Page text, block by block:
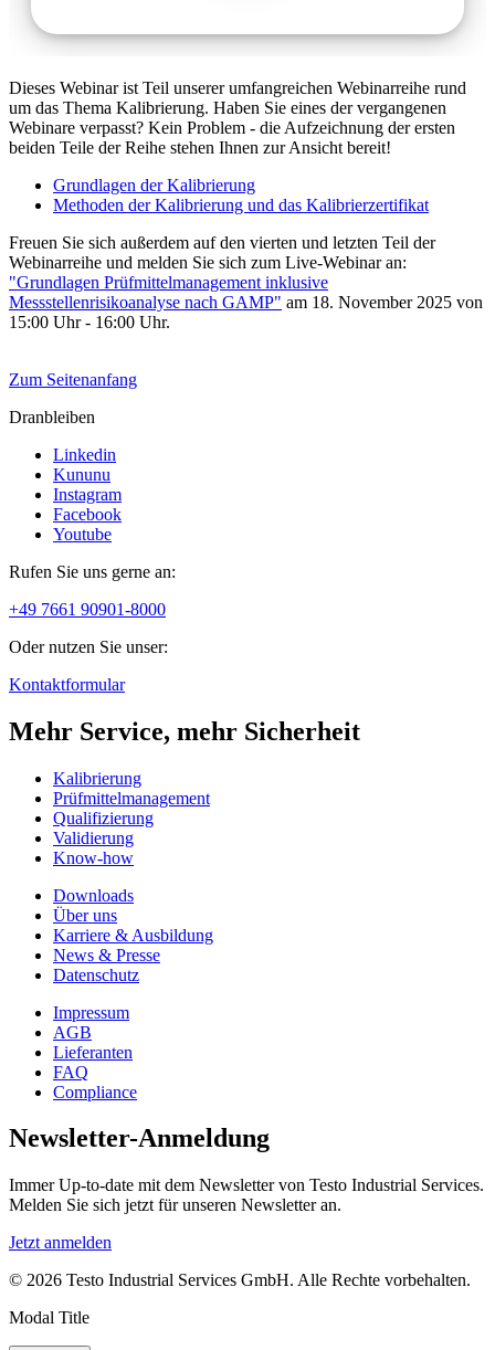
Dieses Webinar ist Teil unserer umfangreichen Webinarreihe rund
um das Thema Kalibrierung. Haben Sie eines der vergangenen
Webinare verpasst? Kein Problem - die Aufzeichnung der ersten
beiden Teile der Reihe stehen Ihnen zur Ansicht bereit!
Grundlagen der Kalibrierung
Methoden der Kalibrierung und das Kalibrierzertifikat
Freuen Sie sich außerdem auf den vierten und letzten Teil der
Webinarreihe und melden Sie sich zum Live-Webinar an:
"Grundlagen Prüfmittelmanagement inklusive
Messstellenrisikoanalyse nach GAMP" am 18. November 2025 von
15:00 Uhr - 16:00 Uhr.
Zum Seitenanfang
Dranbleiben
Linkedin
Kununu
Instagram
Facebook
Youtube
Rufen Sie uns gerne an:
+49 7661 90901-8000
Oder nutzen Sie unser:
Kontaktformular
Mehr Service, mehr Sicherheit
Kalibrierung
Prüfmittelmanagement
Qualifizierung
Validierung
Know-how
Downloads
Über uns
Karriere & Ausbildung
News & Presse
Datenschutz
Impressum
AGB
Lieferanten
FAQ
Compliance
Newsletter-Anmeldung
Immer Up-to-date mit dem Newsletter von Testo Industrial Services.
Melden Sie sich jetzt für unseren Newsletter an.
Jetzt anmelden
© 2026 Testo Industrial Services GmbH. Alle Rechte vorbehalten.
Modal Title